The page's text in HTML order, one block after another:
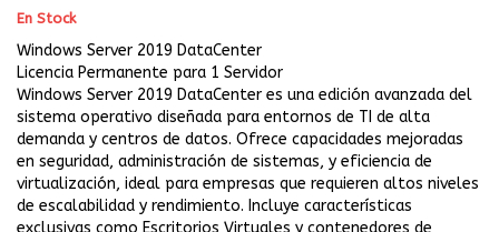
En Stock
Windows Server 2019 DataCenter
Licencia Permanente para 1 Servidor
Windows Server 2019 DataCenter es una edición avanzada del
sistema operativo diseñada para entornos de TI de alta
demanda y centros de datos. Ofrece capacidades mejoradas
en seguridad, administración de sistemas, y eficiencia de
virtualización, ideal para empresas que requieren altos niveles
de escalabilidad y rendimiento. Incluye características
exclusivas como Escritorios Virtuales y contenedores de